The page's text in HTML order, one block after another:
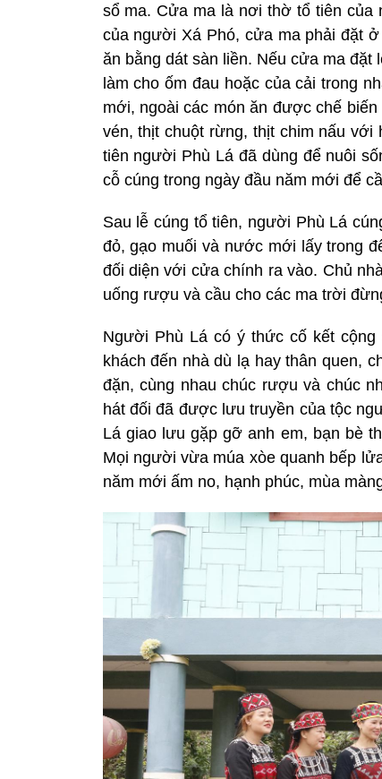
sổ ma. Cửa ma là nơi thờ tổ tiên của
của người Xá Phó, cửa ma phải đặt
ăn bằng dát sàn liền. Nếu cửa ma
làm cho ốm đau hoặc của cải trong
mới, ngoài các món ăn được chế
vén, thịt chuột rừng, thịt chim nấu
tiên người Phù Lá đã dùng để nuôi
cỗ cúng trong ngày đầu năm mới để
Sau lễ cúng tổ tiên, người Phù Lá
đỏ, gạo muối và nước mới lấy trong
đối diện với cửa chính ra vào. Chủ
uống rượu và cầu cho các ma trời
Người Phù Lá có ý thức cố kết cộng
khách đến nhà dù lạ hay thân quen,
đặn, cùng nhau chúc rượu và chúc
hát đối đã được lưu truyền của tộc
Lá giao lưu gặp gỡ anh em, bạn bè
Mọi người vừa múa xòe quanh bếp
năm mới ấm no, hạnh phúc, mùa